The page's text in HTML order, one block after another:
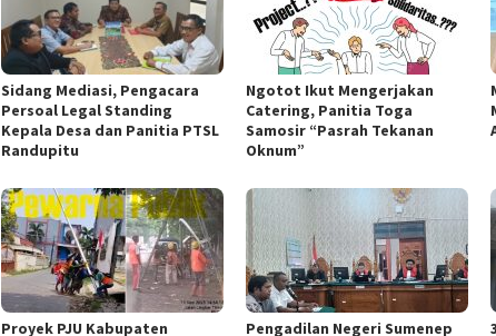
Sidang Mediasi, Pengacara
Persoal Legal Standing
Kepala Desa dan Panitia PTSL
Randupitu
Ngotot Ikut Mengerjakan
Catering, Panitia Toga
Samosir “Pasrah Tekanan
Oknum”
Proyek PJU Kabupaten
Pengadilan Negeri Sumenep